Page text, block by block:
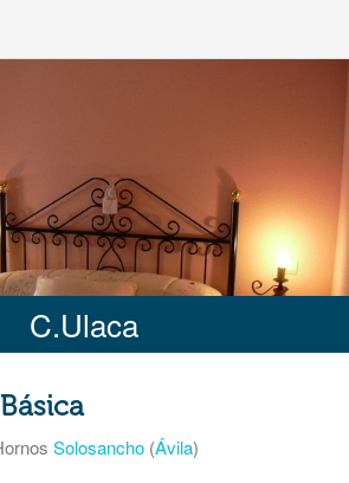
C.Ulaca
Solosancho (Ávila)